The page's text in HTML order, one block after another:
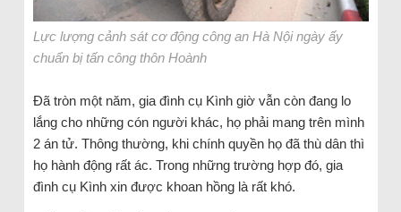
Lực lượng cảnh sát cơ động công an Hà Nội ngày ấy
chuẩn bị tấn công thôn Hoành
Đã tròn một năm, gia đình cụ Kình giờ vẫn còn đang lo
lắng cho những cón người khác, họ phải mang trên mình
2 án tử. Thông thường, khi chính quyền họ đã thù dân thì
họ hành động rất ác. Trong những trường hợp đó, gia
đình cụ Kình xin được khoan hồng là rất khó.